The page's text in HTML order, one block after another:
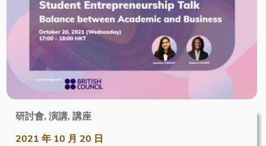
研討會, 演講, 講座
2021 年 10 月 20 日